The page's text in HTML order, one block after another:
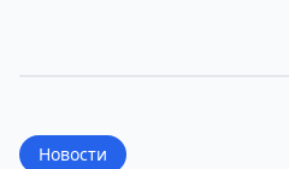
Новости